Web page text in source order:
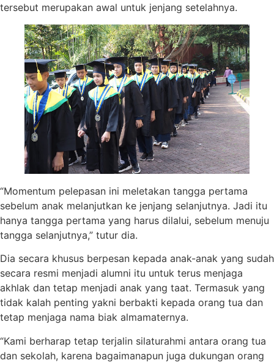
tersebut merupakan awal untuk jenjang setelahnya.
“Momentum pelepasan ini meletakan tangga pertama
sebelum anak melanjutkan ke jenjang selanjutnya. Jadi itu
hanya tangga pertama yang harus dilalui, sebelum menuju
tangga selanjutnya,” tutur dia.
Dia secara khusus berpesan kepada anak-anak yang sudah
secara resmi menjadi alumni itu untuk terus menjaga
akhlak dan tetap menjadi anak yang taat. Termasuk yang
tidak kalah penting yakni berbakti kepada orang tua dan
tetap menjaga nama biak almamaternya.
“Kami berharap tetap terjalin silaturahmi antara orang tua
dan sekolah, karena bagaimanapun juga dukungan orang